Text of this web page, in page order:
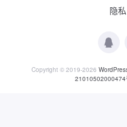
隐私
Copyright © 2019-2026
21010502000474